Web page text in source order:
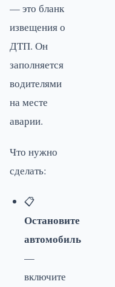
— это бланк
извещения о
ДТП. Он
заполняется
водителями
на месте
аварии.
Что нужно
сделать:
📋
Остановите
автомобиль
—
включите